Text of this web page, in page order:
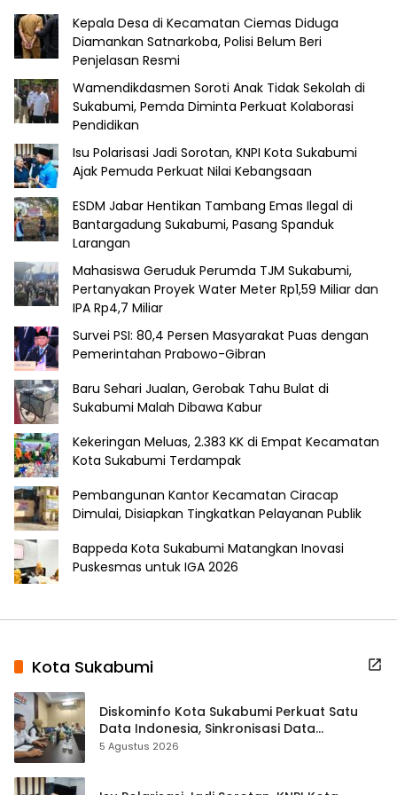
Kepala Desa di Kecamatan Ciemas Diduga
Diamankan Satnarkoba, Polisi Belum Beri
Penjelasan Resmi
Wamendikdasmen Soroti Anak Tidak Sekolah di
Sukabumi, Pemda Diminta Perkuat Kolaborasi
Pendidikan
Isu Polarisasi Jadi Sorotan, KNPI Kota Sukabumi
Ajak Pemuda Perkuat Nilai Kebangsaan
ESDM Jabar Hentikan Tambang Emas Ilegal di
Bantargadung Sukabumi, Pasang Spanduk
Larangan
Mahasiswa Geruduk Perumda TJM Sukabumi,
Pertanyakan Proyek Water Meter Rp1,59 Miliar dan
IPA Rp4,7 Miliar
Survei PSI: 80,4 Persen Masyarakat Puas dengan
Pemerintahan Prabowo-Gibran
Baru Sehari Jualan, Gerobak Tahu Bulat di
Sukabumi Malah Dibawa Kabur
Kekeringan Meluas, 2.383 KK di Empat Kecamatan
Kota Sukabumi Terdampak
Pembangunan Kantor Kecamatan Ciracap
Dimulai, Disiapkan Tingkatkan Pelayanan Publik
Bappeda Kota Sukabumi Matangkan Inovasi
Puskesmas untuk IGA 2026
Kota Sukabumi
Diskominfo Kota Sukabumi Perkuat Satu
Data Indonesia, Sinkronisasi Data
Kewilayahan Dikebut
5 Agustus 2026